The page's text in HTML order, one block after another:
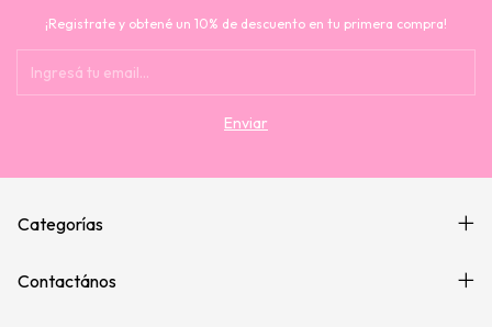
¡Registrate y obtené un 10% de descuento en tu primera compra!
Categorías
Contactános